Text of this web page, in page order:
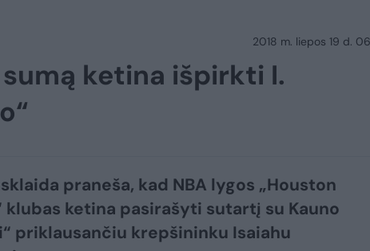
2018 m. liepos 19 d.
ketina išpirkti I.
praneša, kad NBA lygos „Houston
klubas ketina pasirašyti sutartį su Kauno
priklausančiu krepšininku Isaiahu